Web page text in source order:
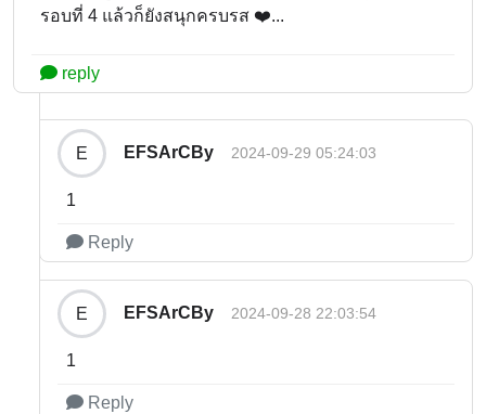
รอบที่ 4 แล้วก็ยังสนุกครบรส ❤️...
reply
E EFSArCBy 2024-09-29 05:24:03
1
Reply
E EFSArCBy 2024-09-28 22:03:54
1
Reply